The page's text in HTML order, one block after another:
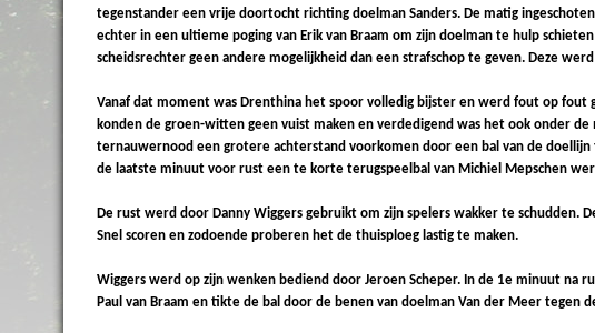
tegenstander een vrije doortocht richting doelman Sanders. De matig
echter in een ultieme poging van Erik van Braam om zijn doelman te hulp
scheidsrechter geen andere mogelijkheid dan een strafschop te geven. Deze
Vanaf dat moment was Drenthina het spoor volledig bijster en werd fout op fout
konden de groen-witten geen vuist maken en verdedigend was het ook onder de
ternauwernood een grotere achterstand voorkomen door een bal van de
de laatste minuut voor rust een te korte terugspeelbal van Michiel Mepschen
De rust werd door Danny Wiggers gebruikt om zijn spelers wakker te schudden.
Snel scoren en zodoende proberen het de thuisploeg lastig te maken.
Wiggers werd op zijn wenken bediend door Jeroen Scheper. In de 1e minuut na
Paul van Braam en tikte de bal door de benen van doelman Van der Meer tegen de